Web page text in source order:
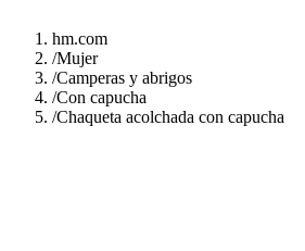
hm.com
/Mujer
/Camperas y abrigos
/Con capucha
/Chaqueta acolchada con capucha